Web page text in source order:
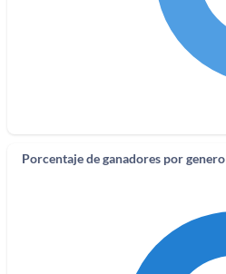
Porcentaje de ganadores por genero